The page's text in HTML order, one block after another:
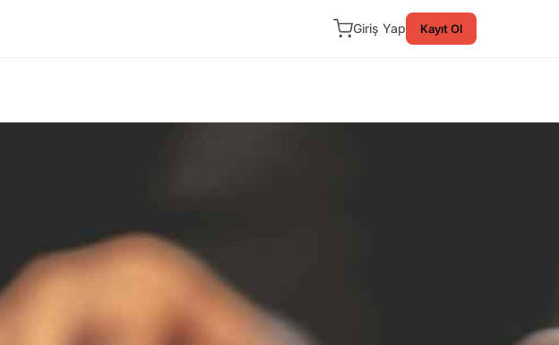
Giriş Yap Kayıt Ol